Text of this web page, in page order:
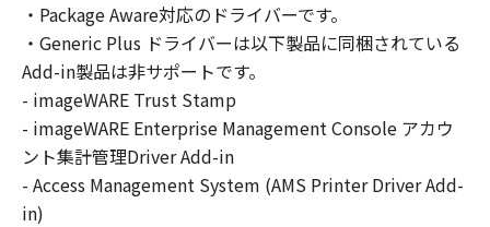
お客様は、また「指定機器」にネットワークを
通じて接続されたコンピューター上で、かかる
コンピューターの使用者に対して「本ソフトウ
ェア」を使用させることができますが、かかる
コンピューターの使用者に本契約書上の義務お
よび条件を遵守させるとともに、その履行に関
し全責任を負うことを条件とします。
(2) お客様は、上記(1)に基づいて「本ソフトウ
・Package Aware対応のドライバーです。
・Generic Plus ドライバーは以下製品に同梱されている
Add-in製品は非サポートです。
- imageWARE Trust Stamp
- imageWARE Enterprise Management Console アカウ
ント集計管理Driver Add-in
- Access Management System (AMS Printer Driver Add-
in)